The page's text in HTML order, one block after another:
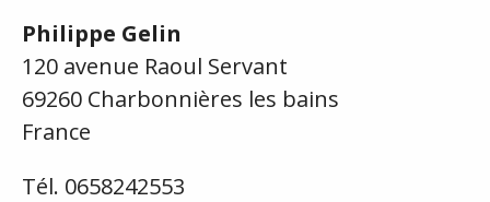
Philippe Gelin
120 avenue Raoul Servant
69260 Charbonnières les bains
France
Tél. 0658242553